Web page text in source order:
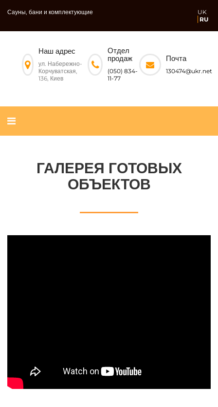
Сауны, бани и комплектующие
UK
RU
Наш адрес
ул. Набережно-
Корчуватская,
136, Киев
Отдел
продаж
(050) 834-
11-77
Почта
130474@ukr.net
ГАЛЕРЕЯ ГОТОВЫХ
ОБЪЕКТОВ